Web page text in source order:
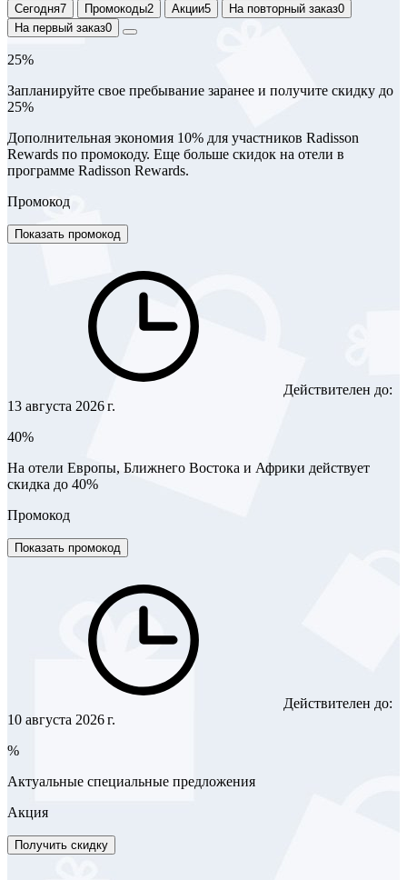
Сегодня7 Промокоды2 Акции5 На повторный заказ0
На первый заказ0
25%
Запланируйте свое пребывание заранее и получите скидку до
25%
Дополнительная экономия 10% для участников Radisson
Rewards по промокоду. Еще больше скидок на отели в
программе Radisson Rewards.
Промокод
Показать промокод
Действителен до:
13 августа 2026 г.
40%
На отели Европы, Ближнего Востока и Африки действует
скидка до 40%
Промокод
Показать промокод
Действителен до:
10 августа 2026 г.
%
Актуальные специальные предложения
Акция
Получить скидку